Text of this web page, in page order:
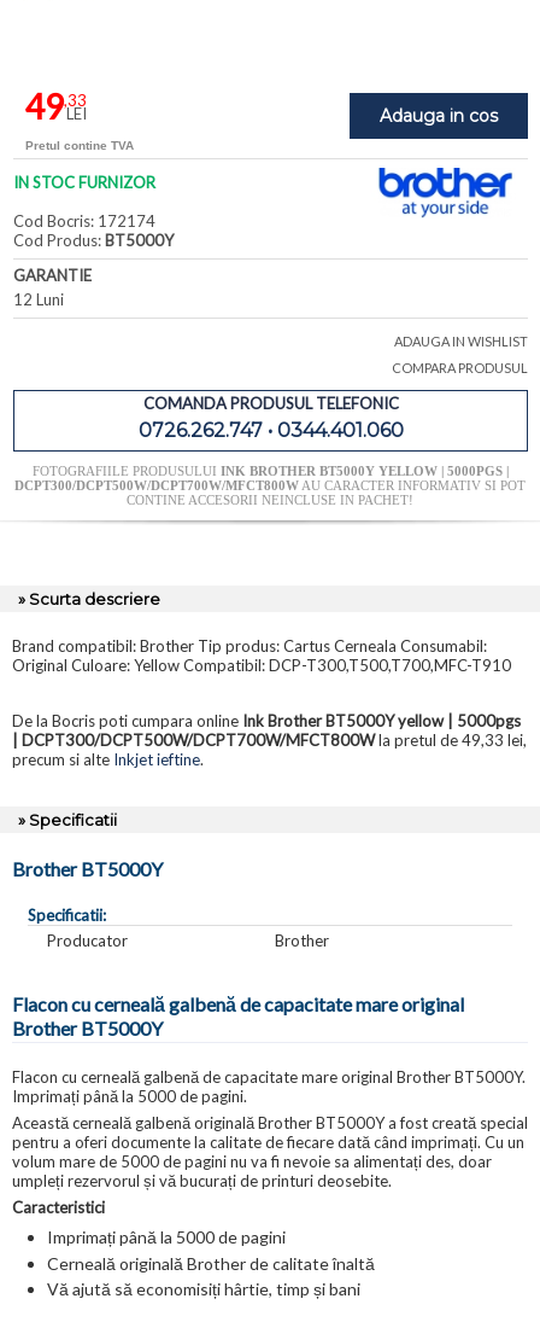
Adauga in cos
49,33
LEI
Pretul contine TVA
IN STOC FURNIZOR
Cod Bocris: 172174
Cod Produs: BT5000Y
GARANTIE
12 Luni
ADAUGA IN WISHLIST
COMPARA PRODUSUL
COMANDA PRODUSUL TELEFONIC
0726.262.747 • 0344.401.060
FOTOGRAFIILE PRODUSULUI INK BROTHER BT5000Y YELLOW | 5000PGS |
DCPT300/DCPT500W/DCPT700W/MFCT800W AU CARACTER INFORMATIV SI POT
CONTINE ACCESORII NEINCLUSE IN PACHET!
» Scurta descriere
Brand compatibil: Brother Tip produs: Cartus Cerneala Consumabil:
Original Culoare: Yellow Compatibil: DCP-T300,T500,T700,MFC-T910
De la Bocris poti cumpara online Ink Brother BT5000Y yellow | 5000pgs
| DCPT300/DCPT500W/DCPT700W/MFCT800Wla pretul de 49,33 lei,
precum si alte Inkjet ieftine.
» Specificatii
Brother BT5000Y
Specificatii:
Producator
Brother
Flacon cu cerneală galbenă de capacitate mare original
Brother BT5000Y
Flacon cu cerneală galbenă de capacitate mare original Brother BT5000Y.
Imprimați până la 5000 de pagini.
Această cerneală galbenă originală Brother BT5000Y a fost creată special
pentru a oferi documente la calitate de fiecare dată când imprimați. Cu un
volum mare de 5000 de pagini nu va fi nevoie sa alimentați des, doar
umpleți rezervorul și vă bucurați de printuri deosebite.
Caracteristici
Imprimați până la 5000 de pagini
Cerneală originală Brother de calitate înaltă
Vă ajută să economisiți hârtie, timp și bani